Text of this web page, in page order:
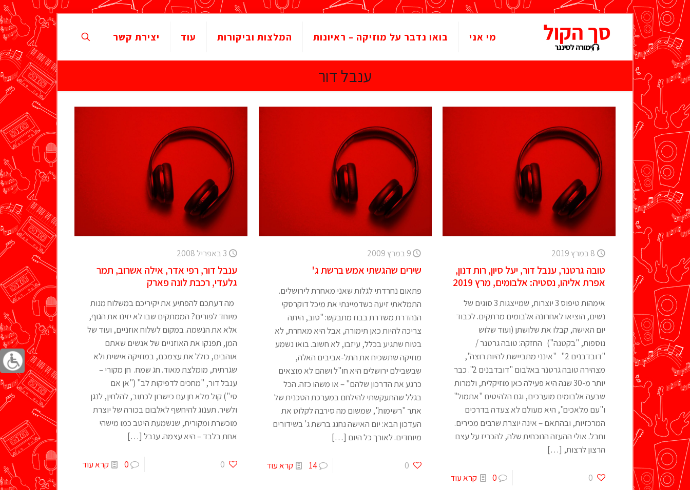
מי אני בואו נדבר על מוזיקה – ראיונות המלצות וביקורות עוד יצירת קשר
ענבל דור
8 במרץ 2019
טובה גרטנר, ענבל דור, יעל סיון, רות דנון,
אפרת אליהו, נסטיה: אלבומים, מרץ 2019
אימהות טיפוס 3 יוצרות, שמייצגות 3 סוגים של
נשים, הוציאו לאחרונה אלבומים מרתקים. לכבוד
יום האישה, קבלו את שלושתן (ועוד שלוש
נוספות, "בקטנה") החזקה: טובה גרטנר /
"דובדבנים 2" "אינני מתביישת להיות רוצה",
מצהירה טובה גרטנר באלבום "דובדבנים 2". כבר
יותר מ-30 שנה היא פעילה כאן מוזיקלית, ולמרות
שבעה אלבומים מוערכים, וגם הלהיטים "אתמול"
ו"עם מלאכים", היא מעולם לא צעדה בדרכים
המרכזיות, ובהתאם – אינה יוצרת שרבים מכירים.
וחבל. אולי ההעזה הנוכחית שלה, להכריז על עצם
הרצון לרצות, […]
0
0 קרא עוד
9 במרץ 2009
שירים שהגשתי אמש ברשת ג'
פתאום נחרדתי לגלות שאני מאחרת לירושלים.
התמלאתי זיעה כשדמיינתי את מיכל דוקרסקי
הנהדרת משדרת בבוז מתבקש: "טוב, היתה
צריכה להיות כאן תימורה, אבל היא מאחרת, לא
בטוח שתגיע בכלל, עיזבו, לא חשוב. בואו נשמע
מוזיקה שתשכיח את התל-אביבים האלה,
שבשבילם ירושלים היא חו"ל ושהם לא מוצאים
כרגע את הדרכון שלהם" – או משהו כזה. הכל
בגלל שהתעקשתי להילחם במערכת הטכנית של
אתר "רשימות", שמשום מה סירבה לקלוט את
העדכון הבא: יום האישה נחגג ברשת ג' בשידורים
מיוחדים. לאורך כל היום […]
0
14 קרא עוד
3 באפריל 2008
ענבל דור, רפי אדר, אילה אשרוב, תמר
גלעדי, רכבת לונה פארק
מה דעתכם להפתיע את יקיריכם במשלוח מנות
מיוחד לפורים? הממתקים שבו לא יזינו את הגוף,
אלא את הנשמה. במקום לשלוח אוזניים, ועוד של
המן, תפנקו את האוזניים של אנשים שאתם
אוהבים, כולל את עצמכם, במוזיקה אישית ולא
שגרתית, מומלצת מאוד. חג שמח. חן מקורי –
ענבל דור, "מחכים לדפיקות לב" ("אן אם
סי") קול מלא חן עם כישרון לכתוב, להלחין, לנגן
ולשיר. תענוג להיחשף לאלבום בכורה של יוצרת
מוכשרת ומקורית, שנשמעת היטב כמו מישהי
אחת בלבד – היא עצמה. ענבל[…]
0
0 קרא עוד